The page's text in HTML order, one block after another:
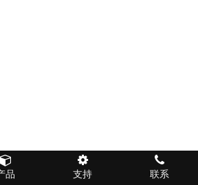
品 支持 联系